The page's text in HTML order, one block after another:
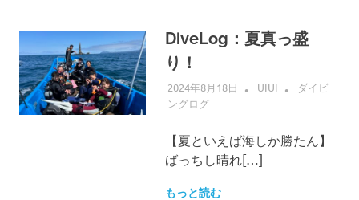
DiveLog：夏真っ盛
り！
2024年8月18日 UIUI
ダイビ
ングログ
【夏といえば海しか勝たん】
ばっちし晴れ[…]
もっと読む